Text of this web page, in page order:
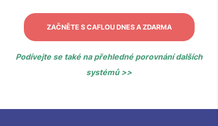
ZAČNĚTE S CAFLOU DNES A ZDARMA
Podívejte se také na přehledné porovnání dalších
systémů >>